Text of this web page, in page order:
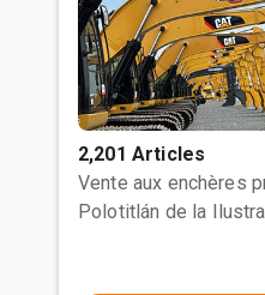
2,201 Articles
Vente aux enchères
Polotitlán de la